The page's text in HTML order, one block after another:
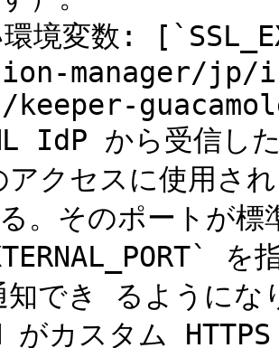
境変数:
manager/
アクセスに使用さ
。そのポートが
を
知でき るようにな